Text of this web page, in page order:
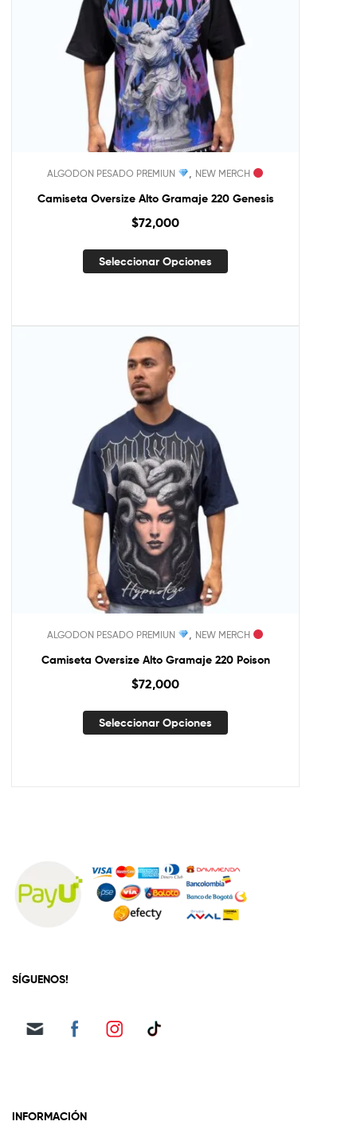
ALGODON PESADO PREMIUN NEW MERCH
Camiseta Oversize Alto Gramaje 220 Genesis
$72,000
Seleccionar Opciones
ALGODON PESADO PREMIUN NEW MERCH
Camiseta Oversize Alto Gramaje 220 Poison
$72,000
Seleccionar Opciones
SÍGUENOS!
INFORMACIÓN